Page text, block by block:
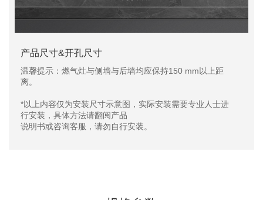
产品尺寸&开孔尺寸
温馨提示：燃气灶与侧墙与后墙均应保持150 mm以上距
离。
*以上内容仅为安装尺寸示意图，实际安装需要专业人士进
行安装，具体方法请翻阅产品
说明书或咨询客服，请勿自行安装。